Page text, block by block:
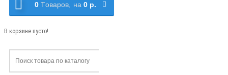
0 Tоваров, на 0 р.
В корзине пусто!